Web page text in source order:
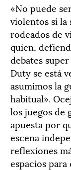
«No puede
violentos si la
rodeados de
quien,
debates
Duty se está
asumimos la
habitual».
los juegos de
apuesta por
escena
reflexiones
espacios para